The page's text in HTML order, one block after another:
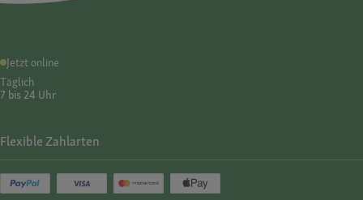
Jetzt online
Täglich
7 bis 24 Uhr
Flexible Zahlarten